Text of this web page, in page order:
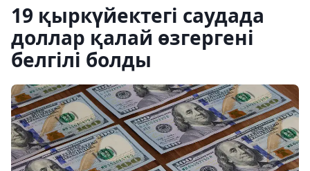
19 қыркүйектегі саудада
доллар қалай өзгергені
белгілі болды